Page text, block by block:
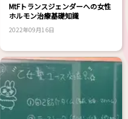
MtFトランスジェンダーへの女性
ホルモン治療基礎知識
2022年09月16日